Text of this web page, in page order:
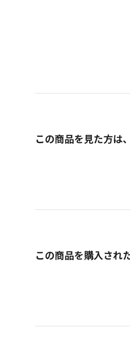
この商品を見た方は
この商品を購入され